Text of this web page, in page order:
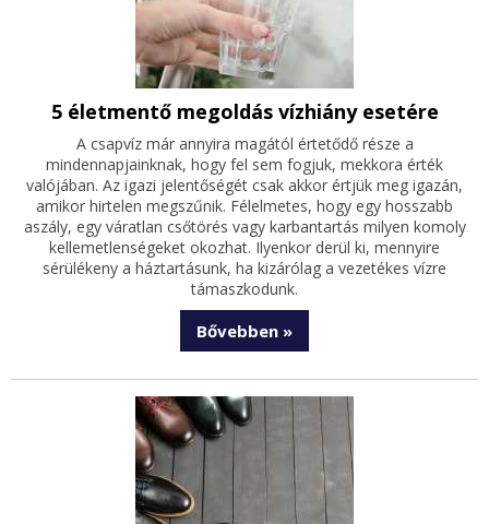
5 életmentő megoldás vízhiány esetére
A csapvíz már annyira magától értetődő része a
mindennapjainknak, hogy fel sem fogjuk, mekkora érték
valójában. Az igazi jelentőségét csak akkor értjük meg igazán,
amikor hirtelen megszűnik. Félelmetes, hogy egy hosszabb
aszály, egy váratlan csőtörés vagy karbantartás milyen komoly
kellemetlenségeket okozhat. Ilyenkor derül ki, mennyire
sérülékeny a háztartásunk, ha kizárólag a vezetékes vízre
támaszkodunk.
Bővebben »